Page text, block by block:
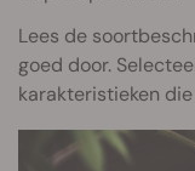
Lees de
goed door.
karakteristieken